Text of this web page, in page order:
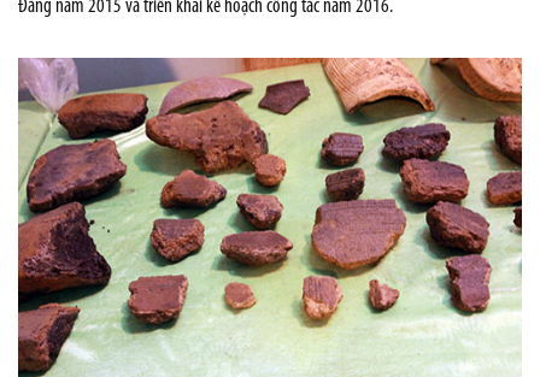
Đảng năm 2015 và triển khai kế hoạch công tác năm 2016.